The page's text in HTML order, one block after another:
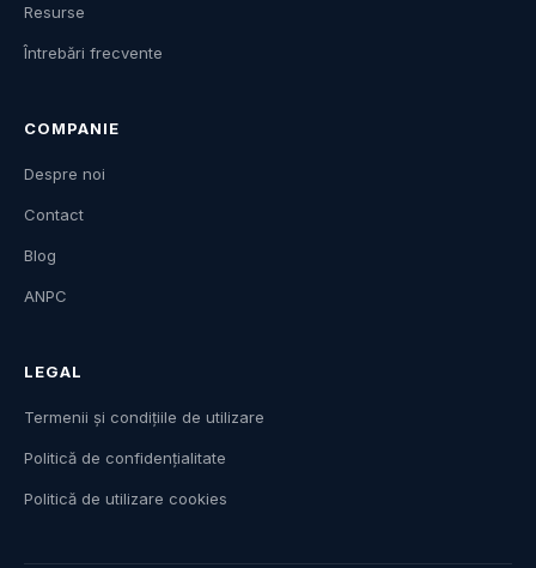
Resurse
Întrebări frecvente
COMPANIE
Despre noi
Contact
Blog
ANPC
LEGAL
Termenii și condițiile de utilizare
Politică de confidențialitate
Politică de utilizare cookies